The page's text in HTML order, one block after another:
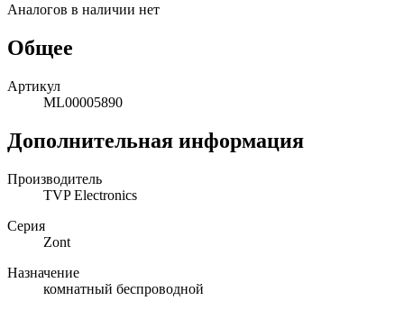
Аналогов в наличии нет
Общее
Артикул
ML00005890
Дополнительная информация
Производитель
TVP Electronics
Серия
Zont
Назначение
комнатный беспроводной